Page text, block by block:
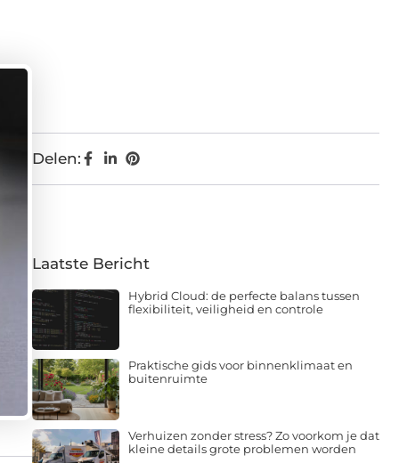
Delen:
Laatste Bericht
Hybrid Cloud: de perfecte balans tussen
flexibiliteit, veiligheid en controle
Praktische gids voor binnenklimaat en
buitenruimte
Verhuizen zonder stress? Zo voorkom je dat
kleine details grote problemen worden